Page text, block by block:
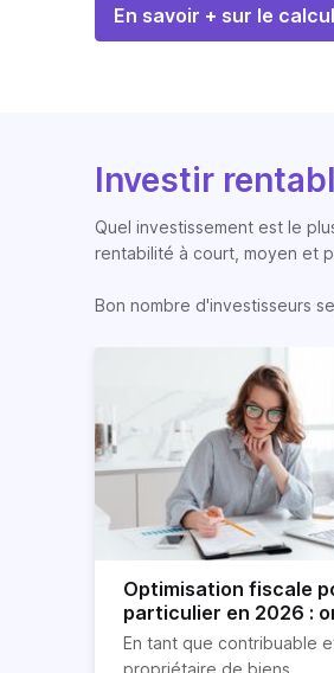
En savoir + sur le
Investir
Quel investissement est le
rentabilité à court, moyen et
Bon nombre d'investisseurs
Optimisation fiscale
particulier en 2026 :
vous explique tout
En tant que contribuable